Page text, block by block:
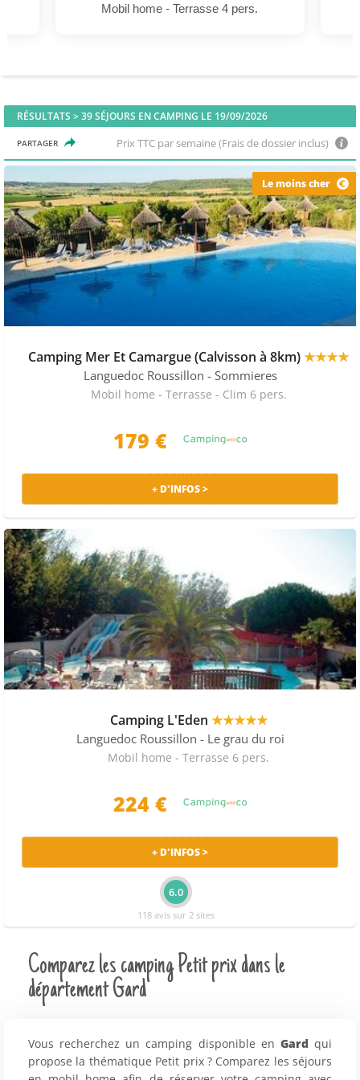
Mobil home - Terrasse 4 pers.
RÉSULTATS >39SÉJOURS EN CAMPING LE 19/09/2026
PARTAGER Prix TTC par semaine (Frais de dossier inclus)
Le moins cher
Camping Mer Et Camargue (Calvisson à 8km)★★★★
Languedoc Roussillon - Sommieres
Mobil home - Terrasse - Clim 6 pers.
179 €
+ D'INFOS >
Camping L'Eden ★★★★★
Languedoc Roussillon - Le grau du roi
Mobil home - Terrasse 6 pers.
224 €
+ D'INFOS >
6.0
118 avis sur 2 sites
Comparez les camping Petit prix dans le
département Gard
Vous recherchez un camping disponible en Gard qui
propose la thématique Petit prix ? Comparez les séjours